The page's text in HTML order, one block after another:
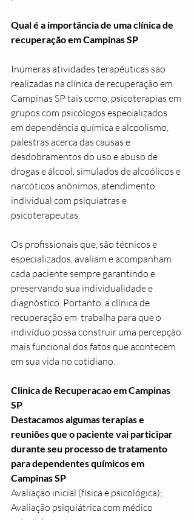
Qual é a importância de uma clínica de
recuperação em Campinas SP
Inúmeras atividades terapêuticas são
realizadas na clínica de recuperação em
Campinas SP tais como, psicoterapias em
grupos com psicólogos especializados
em dependência química e alcoolismo,
palestras acerca das causas e
desdobramentos do uso e abuso de
drogas e álcool, simulados de alcoólicos e
narcóticos anônimos, atendimento
individual com psiquiatras e
psicoterapeutas.
Os profissionais que, são técnicos e
especializados, avaliam e acompanham
cada paciente sempre garantindo e
preservando sua individualidade e
diagnóstico. Portanto, a clínica de
recuperação em  trabalha para que o
indivíduo possa construir uma percepção
mais funcional dos fatos que acontecem
em sua vida no cotidiano.
Clinica de Recuperacao em Campinas
SP
Destacamos algumas terapias e
reuniões que o paciente vai participar
durante seu processo de tratamento
para dependentes químicos em
Campinas SP
Avaliação inicial (física e psicológica);
Avaliação psiquiátrica com médico